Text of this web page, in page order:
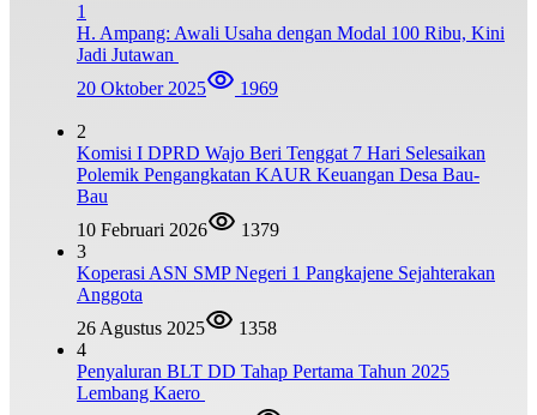
1
H. Ampang: Awali Usaha dengan Modal 100 Ribu, Kini
Jadi Jutawan
20 Oktober 2025
1969
2
Komisi I DPRD Wajo Beri Tenggat 7 Hari Selesaikan
Polemik Pengangkatan KAUR Keuangan Desa Bau-
Bau
10 Februari 2026
1379
3
Koperasi ASN SMP Negeri 1 Pangkajene Sejahterakan
Anggota
26 Agustus 2025
1358
4
Penyaluran BLT DD Tahap Pertama Tahun 2025
Lembang Kaero